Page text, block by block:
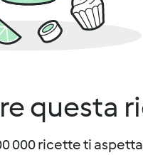
questa
000 ricette ti